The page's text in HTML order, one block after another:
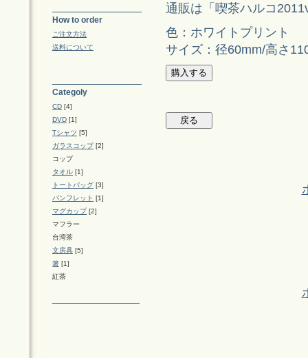
How to order
ご注文方法
送料について
Categoly
CD [4]
DVD [1]
Tシャツ [5]
ガラスコップ[2]
コップ
タオル [1]
トートバッグ [3]
パンフレット [1]
マグカップ[2]
マフラー
台湾茶
文房具 [5]
箸 [1]
紅茶
通販は「喫茶ハルコ
色：ホワイトプリント
サイズ：径60mm/高さ